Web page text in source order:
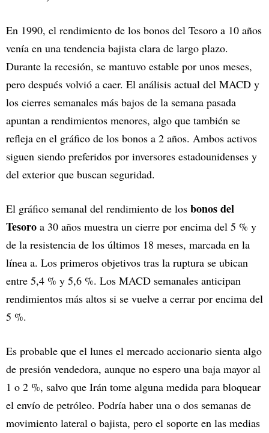
En 1990, el rendimiento de los bonos del Tesoro a 10 años
venía en una tendencia bajista clara de largo plazo.
Durante la recesión, se mantuvo estable por unos meses,
pero después volvió a caer. El análisis actual del MACD y
los cierres semanales más bajos de la semana pasada
apuntan a rendimientos menores, algo que también se
refleja en el gráfico de los bonos a 2 años. Ambos activos
siguen siendo preferidos por inversores estadounidenses y
del exterior que buscan seguridad.
El gráfico semanal del rendimiento de los bonos del
Tesoro a 30 años muestra un cierre por encima del 5 % y
de la resistencia de los últimos 18 meses, marcada en la
línea a. Los primeros objetivos tras la ruptura se ubican
entre 5,4 % y 5,6 %. Los MACD semanales anticipan
rendimientos más altos si se vuelve a cerrar por encima del
5 %.
Es probable que el lunes el mercado accionario sienta algo
de presión vendedora, aunque no espero una baja mayor al
1 o 2 %, salvo que Irán tome alguna medida para bloquear
el envío de petróleo. Podría haber una o dos semanas de
movimiento lateral o bajista, pero el soporte en las medias